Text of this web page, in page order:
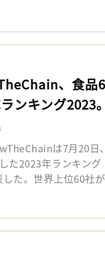
、食品
ンキング2023
は7月20日
た2023年ランキン
た。世界上位60社